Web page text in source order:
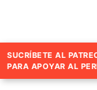
SUCRÍBETE AL
PARA APOYAR AL